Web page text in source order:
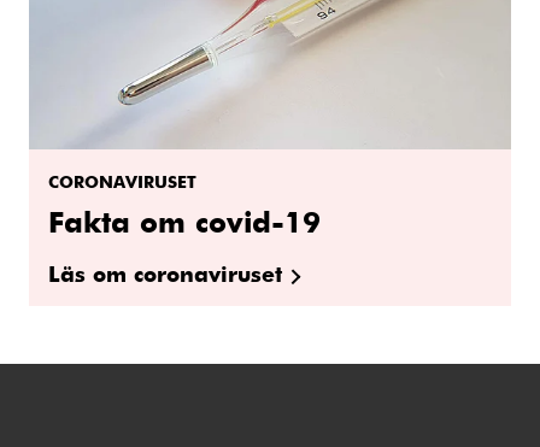
CORONAVIRUSET
Fakta om covid-19
Läs om coronaviruset